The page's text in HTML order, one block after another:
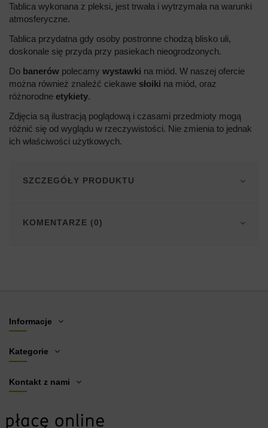
Tablica wykonana z pleksi, jest trwała i wytrzymała na warunki
atmosferyczne.
Tablica przydatna gdy osoby postronne chodzą blisko uli,
doskonale się przyda przy pasiekach nieogrodzonych.
Do banerów polecamy wystawki na miód. W naszej ofercie
można również znaleźć ciekawe słoiki na miód, oraz
różnorodne etykiety.
Zdjęcia są ilustracją poglądową i czasami przedmioty mogą
różnić się od wyglądu w rzeczywistości. Nie zmienia to jednak
ich właściwości użytkowych.
SZCZEGÓŁY PRODUKTU
KOMENTARZE (0)
Informacje
Kategorie
Kontakt z nami